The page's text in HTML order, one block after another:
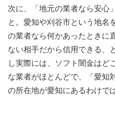
次に、「地元の業者なら安心
と。愛知や刈谷市という地名
の業者なら何かあったときに
ない相手だから信用できる、
し実際には、ソフト闇金はど
な業者がほとんどで、「愛知
の所在地が愛知にあるわけで